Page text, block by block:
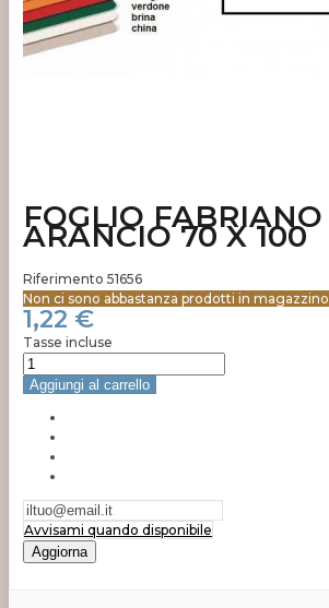
FOGLIO FABRIANO
ARANCIO 70 X 100
Riferimento 51656
Non ci sono abbastanza prodotti in magazzino
1,22 €
Tasse incluse
Aggiungi al carrello
Avvisami quando disponibile